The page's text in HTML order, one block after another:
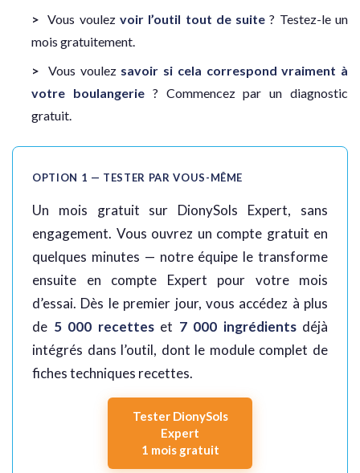
Vous voulez voir l’outil tout de suite ? Testez-le un
mois gratuitement.
Vous voulez savoir si cela correspond vraiment à
votre boulangerie? Commencez par un diagnostic
gratuit.
OPTION 1 — TESTER PAR VOUS-MÊME
Un mois gratuit sur DionySols Expert, sans
engagement. Vous ouvrez un compte gratuit en
quelques minutes — notre équipe le transforme
ensuite en compte Expert pour votre mois
d’essai. Dès le premier jour, vous accédez à plus
de 5 000 recetteset 7 000 ingrédientsdéjà
intégrés dans l’outil, dont le module complet de
fiches techniques recettes.
Tester DionySols
Expert
1 mois gratuit